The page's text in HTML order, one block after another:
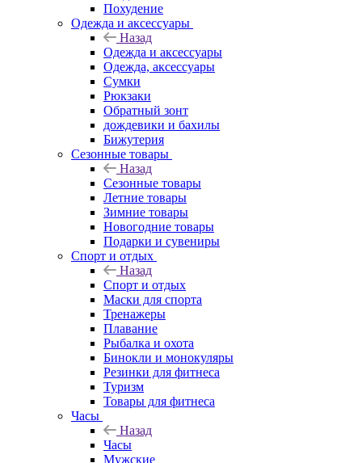
Похудение
Одежда и аксессуары
Назад
Одежда и аксессуары
Одежда, аксессуары
Сумки
Рюкзаки
Обратный зонт
дождевики и бахилы
Бижутерия
Сезонные товары
Назад
Сезонные товары
Летние товары
Зимние товары
Новогодние товары
Подарки и сувениры
Спорт и отдых
Назад
Спорт и отдых
Маски для спорта
Тренажеры
Плавание
Рыбалка и охота
Бинокли и монокуляры
Резинки для фитнеса
Туризм
Товары для фитнеса
Часы
Назад
Часы
Мужские